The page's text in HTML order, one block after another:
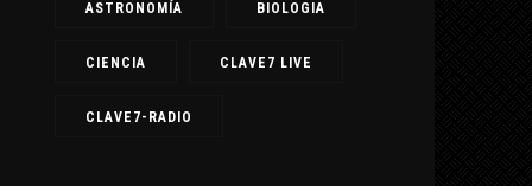
ASTRONOMÍA BIOLOGIA
CIENCIA CLAVE7 LIVE
CLAVE7-RADIO